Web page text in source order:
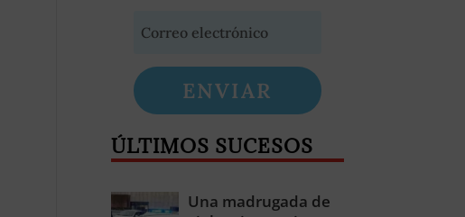
ENVIAR
ÚLTIMOS SUCESOS
Una madrugada de